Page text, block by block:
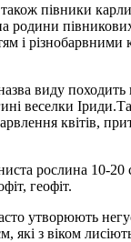
півники
родини
і різнобарвними
виду походить
веселки
квітів,
рослина 10-
геофіт.
утворюють
які з віком